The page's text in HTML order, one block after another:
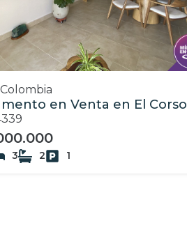
en Venta en El Corso
3 2 1